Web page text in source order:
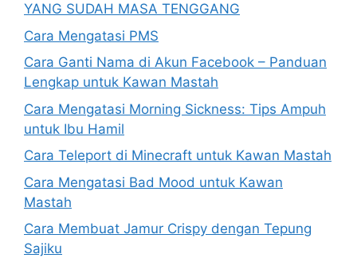
YANG SUDAH MASA TENGGANG
Cara Mengatasi PMS
Cara Ganti Nama di Akun Facebook – Panduan
Lengkap untuk Kawan Mastah
Cara Mengatasi Morning Sickness: Tips Ampuh
untuk Ibu Hamil
Cara Teleport di Minecraft untuk Kawan Mastah
Cara Mengatasi Bad Mood untuk Kawan
Mastah
Cara Membuat Jamur Crispy dengan Tepung
Sajiku